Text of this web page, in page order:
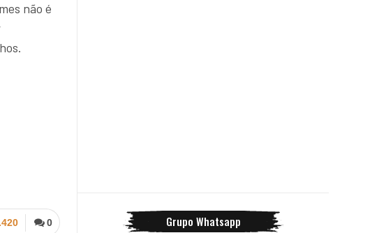
não é
0 Grupo Whatsapp